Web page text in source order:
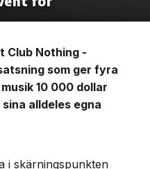
Club Nothing -
som ger fyra
10 000 dollar
alldeles egna
i skärningspunkten